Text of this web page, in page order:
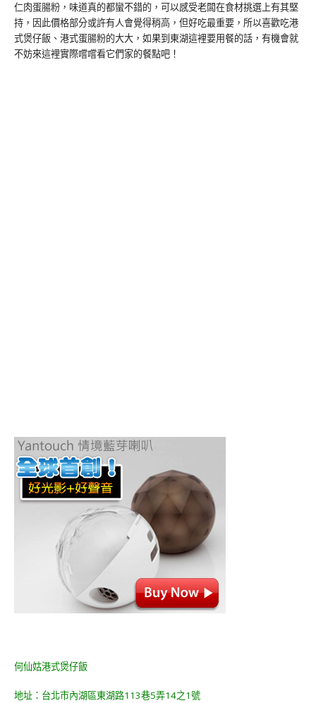
仁肉蛋腸粉，味道真的都蠻不錯的，可以感受老闆在食材挑選上有其堅
持，因此價格部分或許有人會覺得稍高，但好吃最重要，所以喜歡吃港
式煲仔飯、港式蛋腸粉的大大，如果到東湖這裡要用餐的話，有機會就
不妨來這裡實際嚐嚐看它們家的餐點吧！
何仙姑港式煲仔飯
地址：台北市內湖區東湖路113巷5弄14之1號